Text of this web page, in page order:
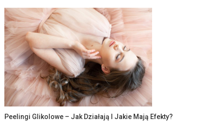
Peelingi Glikolowe – Jak Działają I Jakie Mają Efekty?